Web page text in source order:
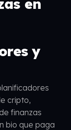
en
y
cripto,
finanzas
bio que paga